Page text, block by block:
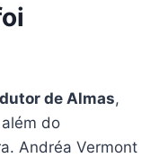
de Almas,
do
Andréa Vermont